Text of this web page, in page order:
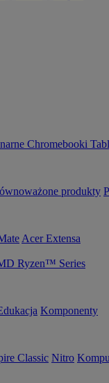
Chromebooki
produkty
Acer Extensa
Ryzen™ Series
Komponenty
Classic Nitro